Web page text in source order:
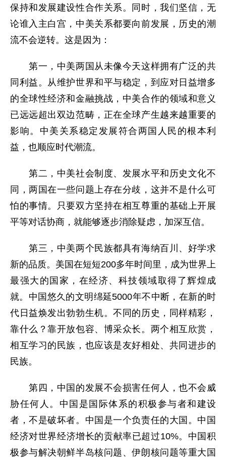
保持和发展建设性合作关系。同时，我们坚信，无
论谁入主白宫，中美关系都要向前发展，历史的潮
流不会逆转。这是因为：
第一，中美两国从未像今天这样拥有广泛的共
同利益。从维护世界和平与稳定，到应对日益增多
的全球性经济和金融挑战，中美合作的领域和意义
已远远超出双边范畴，正在全球产生越来越重要的
影响。中美关系稳定发展符合两国人民的根本利
益，也顺应时代潮流。
第二，中美社会制度、发展水平和历史文化不
同，两国在一些问题上存在分歧，这并不是什么可
怕的事情。只要双方坚持在相互尊重的基础上开展
平等对话协商，就能够逐步消除疑虑，加深互信。
第三，中美两个民族都具有海纳百川、好学求
新的品质。美国在短短200多年时间里，成为世界上
最强大的国家，在经济、科技领域取得了辉煌成
就。中国悠久的文明绵延5000年不中断，在新的时
代日益焕发出勃勃生机。不同的历史，同样精彩，
靠什么？靠开放包容、博采众长。两个相互欣赏，
相互学习的民族，也应该是友好相处、共同进步的
民族。
第四，中国的发展不会损害任何人，也不会威
胁任何人。中国是国际体系的积极参与者和建设
者，不是破坏者。中国是一个负责任的大国。中国
经济对世界经济增长的贡献率已超过10%。中国积
极参与解决朝鲜半岛核问题、伊朗核问题等重大国